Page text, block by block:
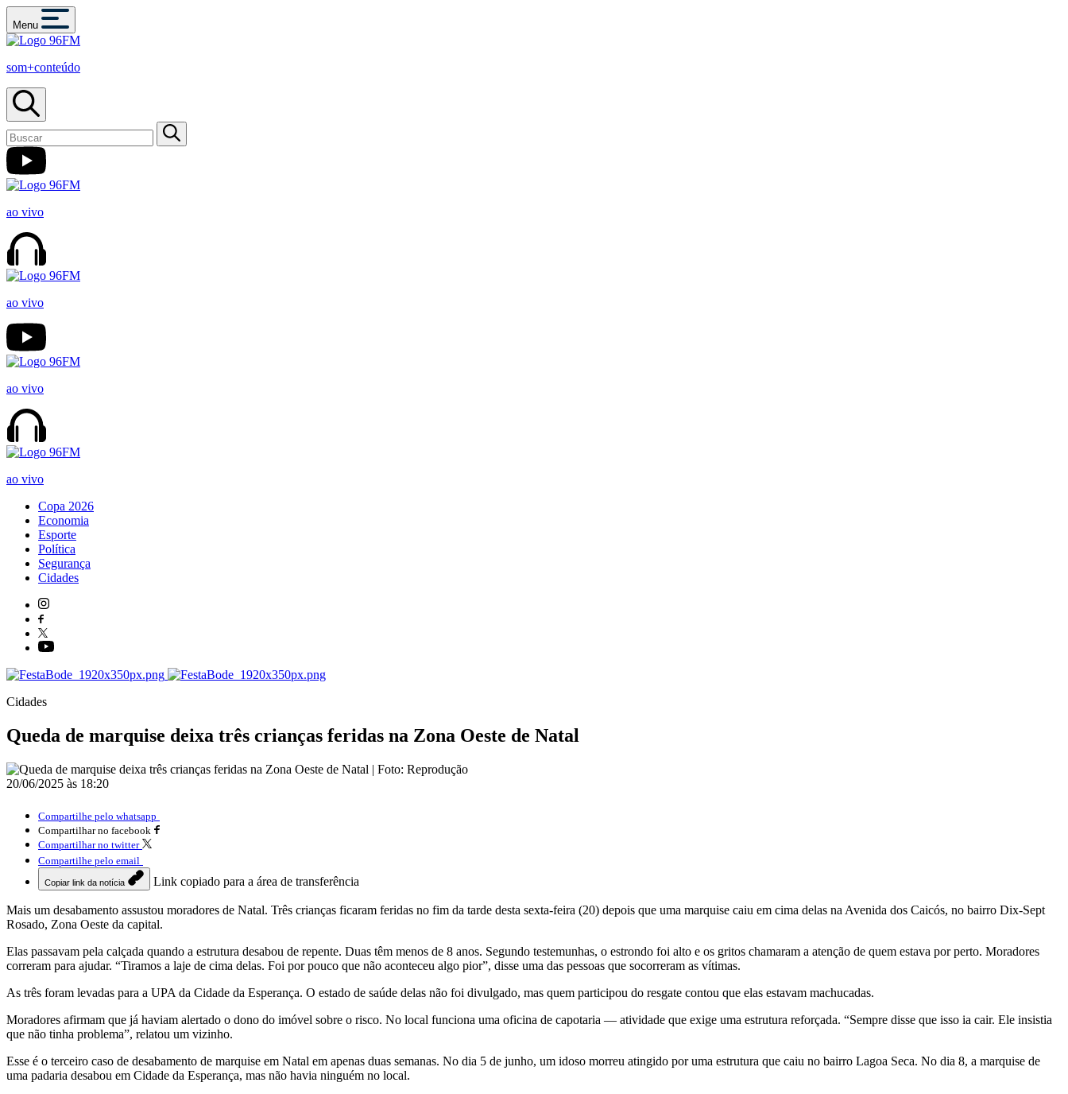
Menu
som+conteúdo
ao vivo
ao vivo
ao vivo
ao vivo
Copa 2026
Economia
Esporte
Política
Segurança
Cidades
Cidades
Queda de marquise deixa três crianças feridas na Zona Oeste de Natal
20/06/2025 às 18:20
Compartilhe pelo whatsapp
Compartilhar no facebook
Compartilhar no twitter
Compartilhe pelo email
Copiar link da notícia Link copiado para a área de transferência
Mais um desabamento assustou moradores de Natal. Três crianças ficaram feridas no fim da tarde desta sexta-feira (20) depois que uma marquise caiu em cima delas na Avenida dos Caicós, no bairro Dix-Sept
Rosado, Zona Oeste da capital.
Elas passavam pela calçada quando a estrutura desabou de repente. Duas têm menos de 8 anos. Segundo testemunhas, o estrondo foi alto e os gritos chamaram a atenção de quem estava por perto. Moradores
correram para ajudar. “Tiramos a laje de cima delas. Foi por pouco que não aconteceu algo pior”, disse uma das pessoas que socorreram as vítimas.
As três foram levadas para a UPA da Cidade da Esperança. O estado de saúde delas não foi divulgado, mas quem participou do resgate contou que elas estavam machucadas.
Moradores afirmam que já haviam alertado o dono do imóvel sobre o risco. No local funciona uma oficina de capotaria — atividade que exige uma estrutura reforçada. “Sempre disse que isso ia cair. Ele insistia
que não tinha problema”, relatou um vizinho.
Esse é o terceiro caso de desabamento de marquise em Natal em apenas duas semanas. No dia 5 de junho, um idoso morreu atingido por uma estrutura que caiu no bairro Lagoa Seca. No dia 8, a marquise de
uma padaria desabou em Cidade da Esperança, mas não havia ninguém no local.